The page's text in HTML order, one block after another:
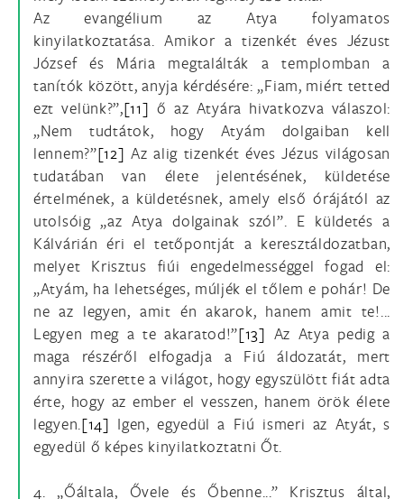
Az evangélium az Atya folyamatos
kinyilatkoztatása. Amikor a tizenkét éves Jézust
József és Mária megtalálták a templomban a
tanítók között, anyja kérdésére: „Fiam, miért tetted
ezt velünk?”,[11] ő az Atyára hivatkozva válaszol:
„Nem tudtátok, hogy Atyám dolgaiban kell
lennem?”[12] Az alig tizenkét éves Jézus világosan
tudatában van élete jelentésének, küldetése
értelmének, a küldetésnek, amely első órájától az
utolsóig „az Atya dolgainak szól”. E küldetés a
Kálvárián éri el tetőpontját a keresztáldozatban,
melyet Krisztus fiúi engedelmességgel fogad el:
„Atyám, ha lehetséges, múljék el tőlem e pohár! De
ne az legyen, amit én akarok, hanem amit te!...
Legyen meg a te akaratod!”[13] Az Atya pedig a
maga részéről elfogadja a Fiú áldozatát, mert
annyira szerette a világot, hogy egyszülött fiát adta
érte, hogy az ember el vesszen, hanem örök élete
legyen.[14] Igen, egyedül a Fiú ismeri az Atyát, s
egyedül ő képes kinyilatkoztatni Őt.
4. „Őáltala, Ővele és Őbenne...” Krisztus által,